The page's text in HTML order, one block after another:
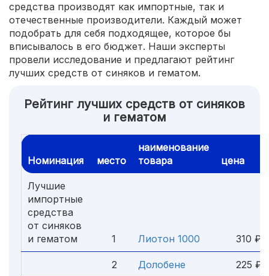
средства производят как импортные, так и
отечественные производители. Каждый может
подобрать для себя подходящее, которое бы
вписывалось в его бюджет. Наши эксперты
провели исследование и предлагают рейтинг
лучших средств от синяков и гематом.
Рейтинг лучших средств от синяков
и гематом
Номинация место
наименование
товара
цена
Лучшие
импортные
средства
от синяков
и гематом
1 Лиотон 1000 310 ₽
2 Долобене 225 ₽